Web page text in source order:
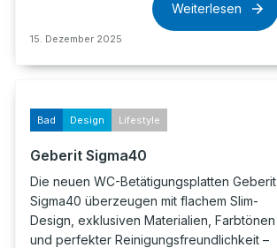
15. Dezember 2025
Weiterlesen
Bad Design Lifestyle
Geberit Sigma40
Die neuen WC-Betätigungsplatten Geberit
Sigma40 überzeugen mit flachem Slim-
Design, exklusiven Materialien, Farbtönen
und perfekter Reinigungsfreundlichkeit –